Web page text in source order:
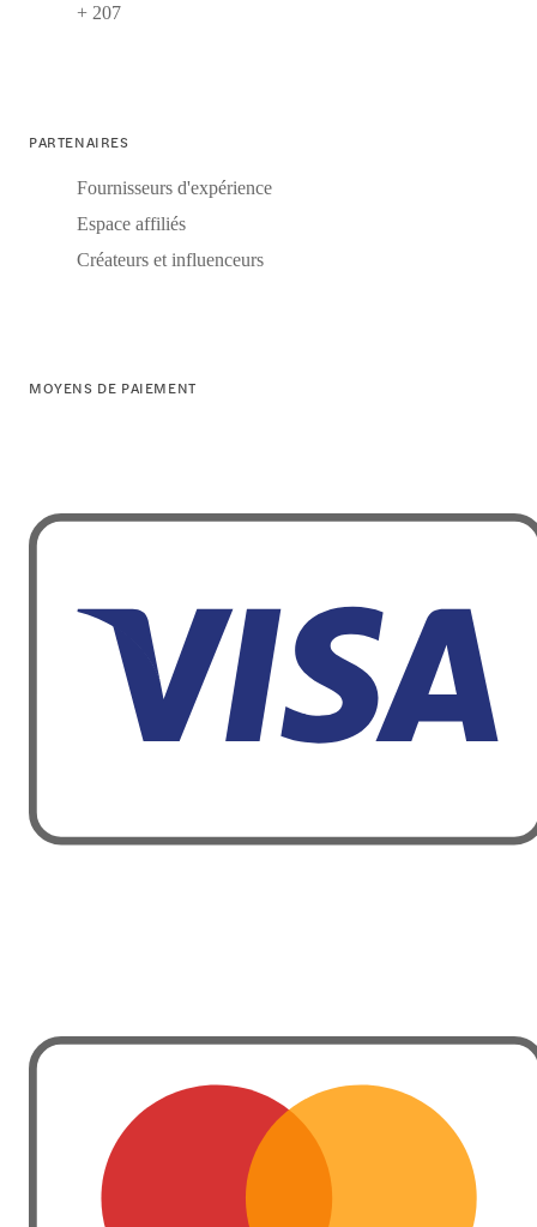
+ 207
PARTENAIRES
Fournisseurs d'expérience
Espace affiliés
Créateurs et influenceurs
MOYENS DE PAIEMENT